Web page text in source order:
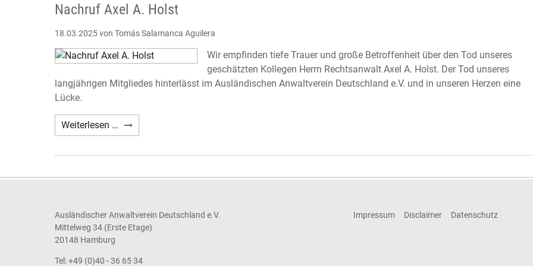
Nachruf Axel A. Holst
18.03.2025von Tomás Salamanca Aguilera
Wir empfinden tiefe Trauer und große Betroffenheit über den Tod unseres
geschätzten Kollegen Herrn Rechtsanwalt Axel A. Holst. Der Tod unseres
langjährigen Mitgliedes hinterlässt im Ausländischen Anwaltverein Deutschland e.V. und in unseren Herzen eine
Lücke.
Weiterlesen … Nachruf
Axel
A.
Ausländischer Anwaltverein Deutschland e.V.
Mittelweg 34 (Erste Etage)
20148 Hamburg
Tel: +49 (0)40 - 36 65 34
Impressum Disclaimer Datenschutz